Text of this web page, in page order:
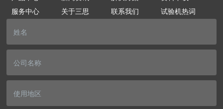
服务中心
关于三思 联系我们 试验机热词